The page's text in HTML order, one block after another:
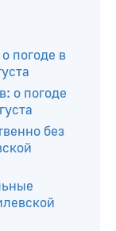
погоде в
о погоде
без